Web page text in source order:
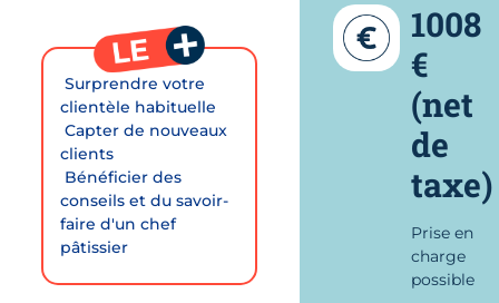
 Surprendre votre
clientèle habituelle
 Capter de nouveaux
clients
 Bénéficier des
conseils et du savoir-
faire d'un chef
pâtissier
1008
€
(net
de
taxe)
Prise en
charge
possible